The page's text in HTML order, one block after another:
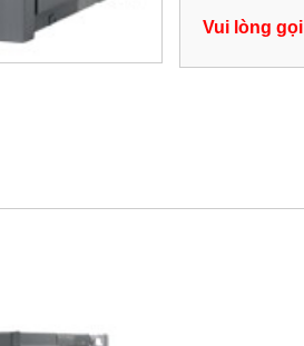
Vui lòng gọi